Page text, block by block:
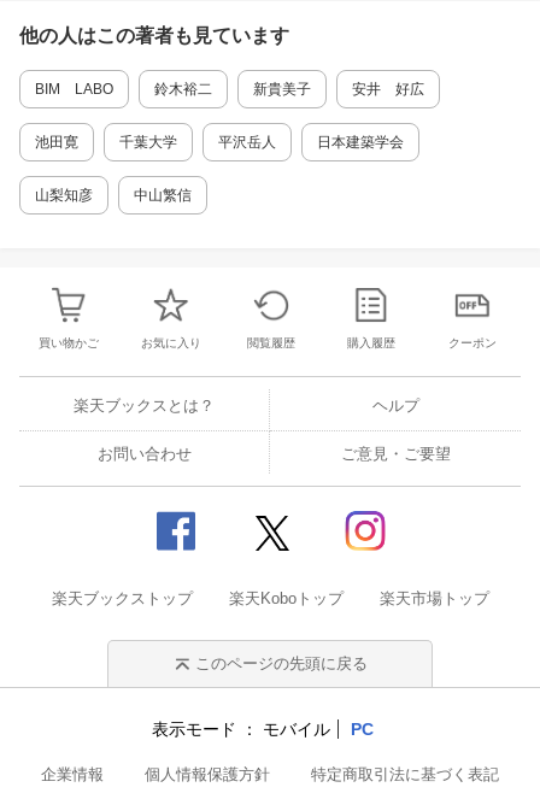
他の人はこの著者も見ています
BIM LABO 鈴木裕二 新貴美子 安井 好広
池田寛 千葉大学 平沢岳人 日本建築学会
山梨知彦 中山繁信
買い物かご お気に入り 閲覧履歴 購入履歴 クーポン
楽天ブックスとは？ ヘルプ
お問い合わせ ご意見・ご要望
楽天ブックストップ 楽天Koboトップ 楽天市場トップ
このページの先頭に戻る
表示モード モバイル PC
企業情報 個人情報保護方針 特定商取引法に基づく表記